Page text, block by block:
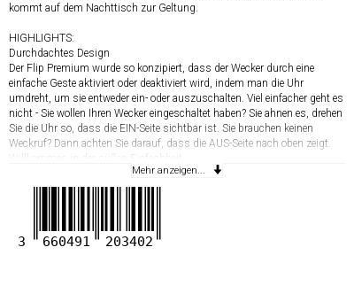
kommt auf dem Nachttisch zur Geltung.
HIGHLIGHTS:
Durchdachtes Design
Der Flip Premium wurde so konzipiert, dass der Wecker durch eine
einfache Geste aktiviert oder deaktiviert wird, indem man die Uhr
umdreht, um sie entweder ein- oder auszuschalten. Viel einfacher geht es
nicht - Sie wollen Ihren Wecker eingeschaltet haben? Sie ahnen es, drehen
Sie die Uhr so, dass die EIN-Seite sichtbar ist. Sie brauchen keinen
Weckruf? Dann achten Sie darauf, dass die AUS-Seite nach oben zeigt.
Willkommen in der süßen Einfachheit.
Akkulaufzeit bis zu 3 Monate / Aufladedauer: ca. 3 Stunden
- 1 x USB-C Ladekabel
- 1 x Anleitung
Mehr anzeigen...
3 660491 203402